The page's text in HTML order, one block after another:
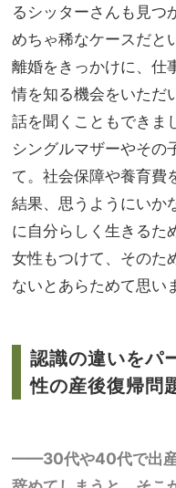
るシッターさんも見つ
めちゃ稀なケースだと
離婚をきっかけに、仕
情を知る機会をいただ
話を聞くこともできま
シングルマザーやその
て。社会保障や養育費
結果、思うようにいか
に自分らしく生きるた
女性もつけて、そのた
ないとあらためて思い
認識の違いをパ
性の産後復帰問
——30代や40代で出産